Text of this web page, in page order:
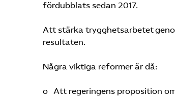
fördubblats sedan 2017.
Att stärka trygghetsarbetet
resultaten.
Några viktiga reformer är då:
o Att regeringens proposition